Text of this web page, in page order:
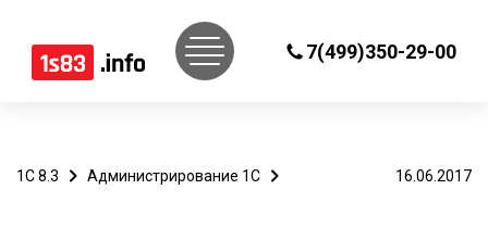
7(499)350-29-00
1С 8.3 Администрирование 1С 16.06.2017